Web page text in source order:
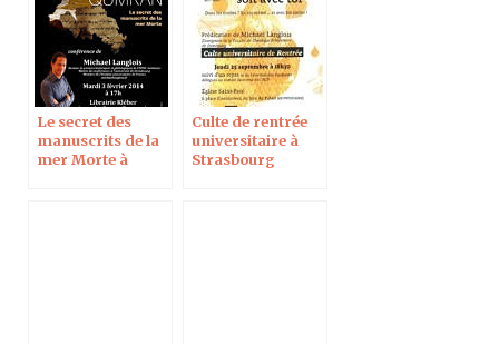
Le secret des
manuscrits de la
mer Morte à
Culte de rentrée
universitaire à
Strasbourg